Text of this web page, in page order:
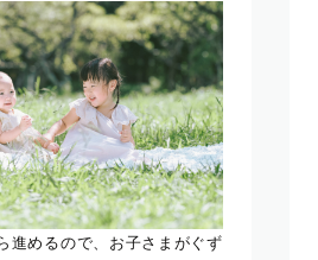
進めるので、お子さまがぐず